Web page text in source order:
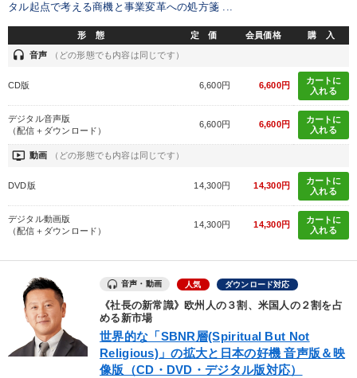
タル起点で考える商機と事業変革への処方箋 ...
形 態 定 価 会員価格 購 入
headset 音声 （どの形態でも内容は同じです）
CD版 6,600円 6,600円
カートに
入れる
デジタル音声版
（配信＋ダウンロード）
6,600円 6,600円
カートに
入れる
ondemand_video 動画 （どの形態でも内容は同じです）
DVD版 14,300円 14,300円
カートに
入れる
デジタル動画版
（配信＋ダウンロード）
14,300円 14,300円
カートに
入れる
音声・動画 人気 ダウンロード対応
《社長の新常識》欧州人の３割、米国人の２割を占
める新市場
世界的な「SBNR層(Spiritual But Not
Religious)」の拡大と日本の好機 音声版＆映
像版（CD・DVD・デジタル版対応）